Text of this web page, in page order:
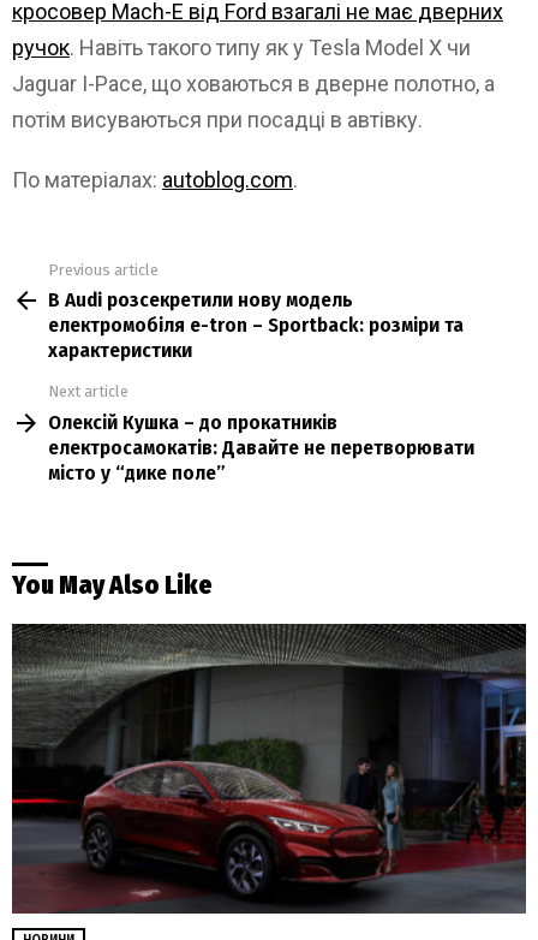
кросовер Mach-E від Ford взагалі не має дверних
ручок. Навіть такого типу як у Tesla Model X чи
Jaguar I-Pace, що ховаються в дверне полотно, а
потім висуваються при посадці в автівку.
По матеріалах: autoblog.com.
more
Previous article
В Audi розсекретили нову модель
електромобіля e-tron – Sportback: розміри та
характеристики
Next article
Олексій Кушка – до прокатників
електросамокатів: Давайте не перетворювати
місто у “дике поле”
You May Also Like